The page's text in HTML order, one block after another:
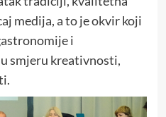
medija, a to je okvir koji
i
smjeru kreativnosti,